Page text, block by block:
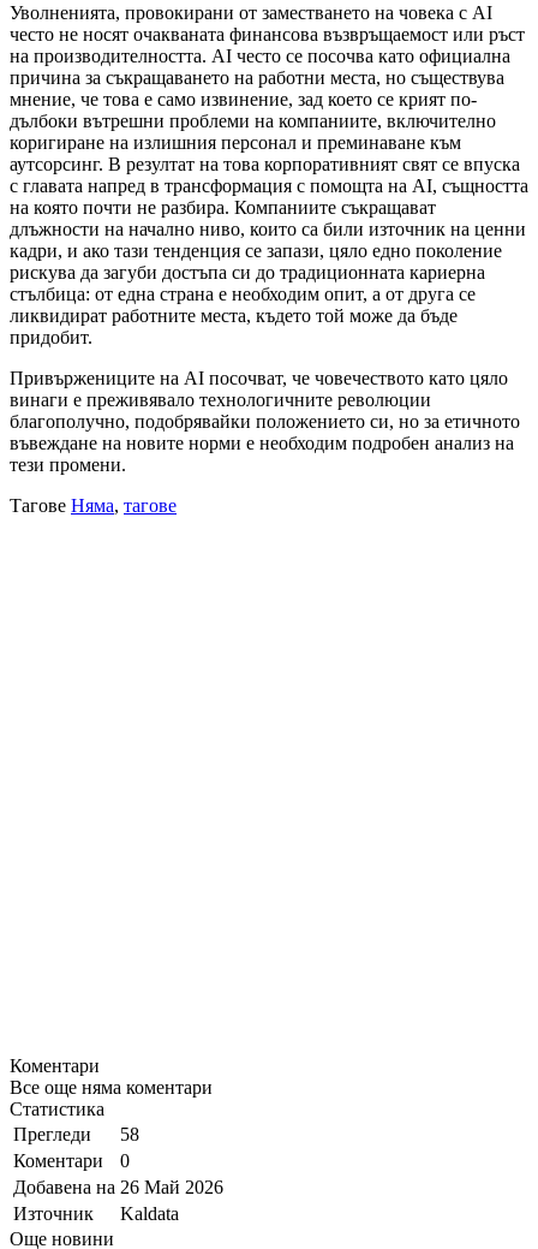
Уволненията, провокирани от заместването на човека с AI
често не носят очакваната финансова възвръщаемост или ръст
на производителността. AI често се посочва като официална
причина за съкращаването на работни места, но съществува
мнение, че това е само извинение, зад което се крият по-
дълбоки вътрешни проблеми на компаниите, включително
коригиране на излишния персонал и преминаване към
аутсорсинг. В резултат на това корпоративният свят се впуска
с главата напред в трансформация с помощта на AI, същността
на която почти не разбира. Компаниите съкращават
длъжности на начално ниво, които са били източник на ценни
кадри, и ако тази тенденция се запази, цяло едно поколение
рискува да загуби достъпа си до традиционната кариерна
стълбица: от една страна е необходим опит, а от друга се
ликвидират работните места, където той може да бъде
придобит.
Привържениците на AI посочват, че човечеството като цяло
винаги е преживявало технологичните революции
благополучно, подобрявайки положението си, но за етичното
въвеждане на новите норми е необходим подробен анализ на
тези промени.
Тагове Няма, тагове
Коментари
Все още няма коментари
Статистика
Прегледи
58
Коментари
0
Добавена на 26 Май 2026
Източник
Kaldata
Още новини